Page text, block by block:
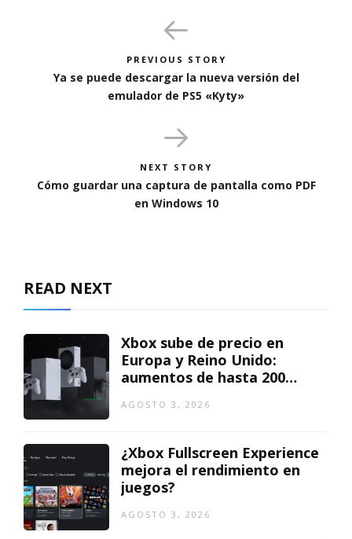
PREVIOUS STORY
Ya se puede descargar la nueva versión del
emulador de PS5 «Kyty»
NEXT STORY
Cómo guardar una captura de pantalla como PDF
en Windows 10
READ NEXT
Xbox sube de precio en
Europa y Reino Unido:
aumentos de hasta 200
AGOSTO 3, 2026
¿Xbox Fullscreen Experience
mejora el rendimiento en
juegos?
AGOSTO 3, 2026